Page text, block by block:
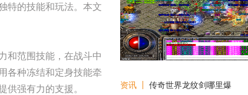
特的技能和玩法。本文
和范围技能，在战斗中
各种冻结和定身技能牵
供强有力的支援。
资讯 传奇世界龙纹剑哪里爆